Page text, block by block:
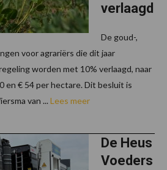
verlaagd
De goud-,
voor agrariërs die dit jaar
worden met 10% verlaagd, naar
en € 54 per hectare. Dit besluit is
van ... Lees meer
De Heus
Voeders